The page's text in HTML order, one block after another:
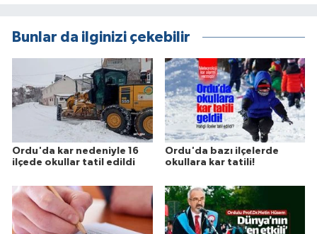
Bunlar da ilginizi çekebilir
Ordu'da kar nedeniyle 16
ilçede okullar tatil edildi
Ordu'da bazı ilçelerde
okullara kar tatili!